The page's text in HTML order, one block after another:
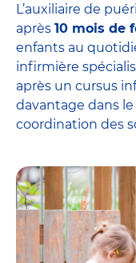
L’auxiliaire de
après 10 mois de
enfants au
infirmière
après un cursus
davantage dans
coordination des